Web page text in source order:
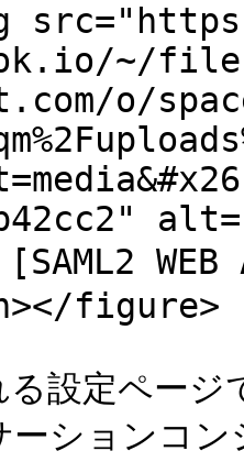
~/
o/
WEB
figure>
設定ペー
ーションコ